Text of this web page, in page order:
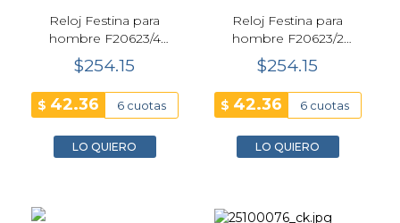
Reloj Festina para
hombre F20623/4
Multifunción - Negro
$254.15
$ 42.36 6 cuotas
LO QUIERO
Reloj Festina para
hombre F20623/2
Multifunción - Azul
$254.15
$ 42.36 6 cuotas
LO QUIERO